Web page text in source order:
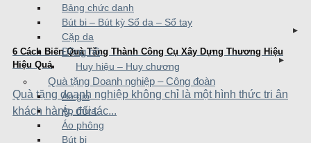
Bảng chức danh
Bút bi – Bút kỳ Sổ da – Sổ tay
Cặp da
Đồng hồ
Huy hiệu – Huy chương
Quà tặng Doanh nghiệp – Công đoàn
Áo gió
Áo mưa
Áo phông
Bút bi
6 Cách Biến Quà Tặng Thành Công Cụ Xây Dựng Thương Hiệu
Hiệu Quả
Quà tặng doanh nghiệp không chỉ là một hình thức tri ân
khách hàng, đối tác...